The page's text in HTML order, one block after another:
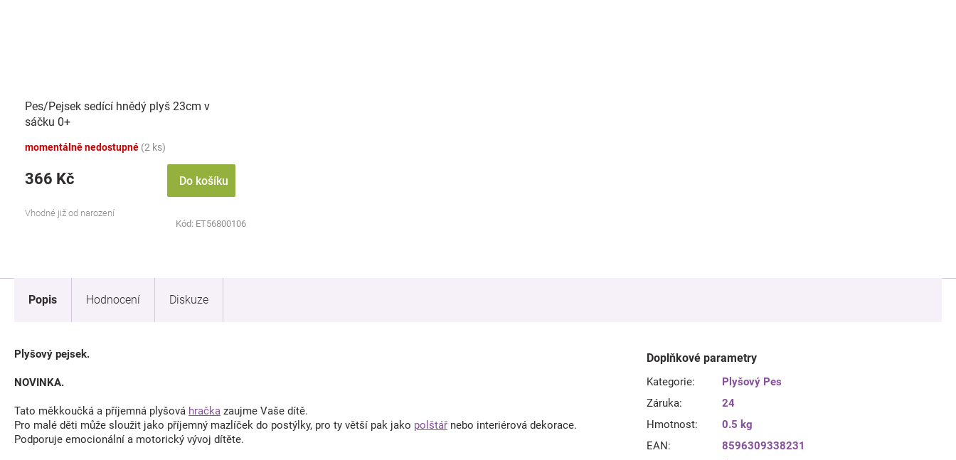
Pes/Pejsek sedící hnědý plyš 23cm v
sáčku 0+
momentálně nedostupné (2 ks)
366 Kč Do košíku
Vhodné již od narození
Kód: ET56800106
Popis Hodnocení Diskuze
Plyšový pejsek.
NOVINKA.
Tato měkkoučká a příjemná plyšová hračka zaujme Vaše dítě.
Pro malé děti může sloužit jako příjemný mazlíček do postýlky, pro ty větší pak jako polštář nebo interiérová dekorace.
Podporuje emocionální a motorický vývoj dítěte.
Doplňkové parametry
Kategorie:
Plyšový Pes
Záruka:
24
Hmotnost:
0.5 kg
EAN:
8596309338231